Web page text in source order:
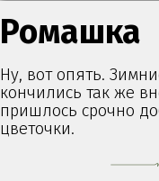
Ромашка
Ну, вот опять.
кончились так же
пришлось срочно
цветочки.